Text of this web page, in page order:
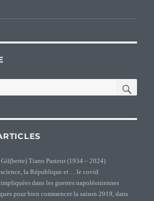
Gil(berte) Tiano Pasteur (1934 – 2024)
science, la République et… le covid
dans les guerres napoléoniennes
pour bien commencer la saison 2019, dans